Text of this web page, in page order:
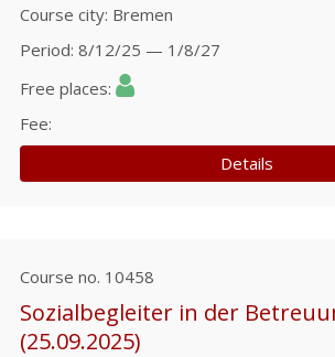
Course city Bremen
Period 8/12/25 — 1/8/27
Free places
Fee
Details
Course no. 10458
Sozialbegleiter in der
(25.09.2025)